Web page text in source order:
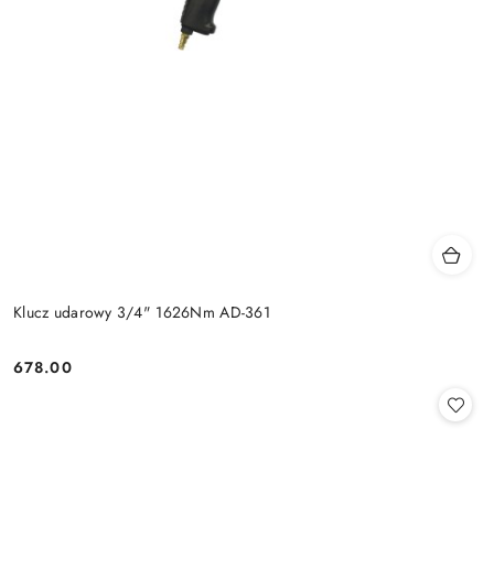
Klucz udarowy 3/4" 1626Nm AD-361
Cena:
678.00